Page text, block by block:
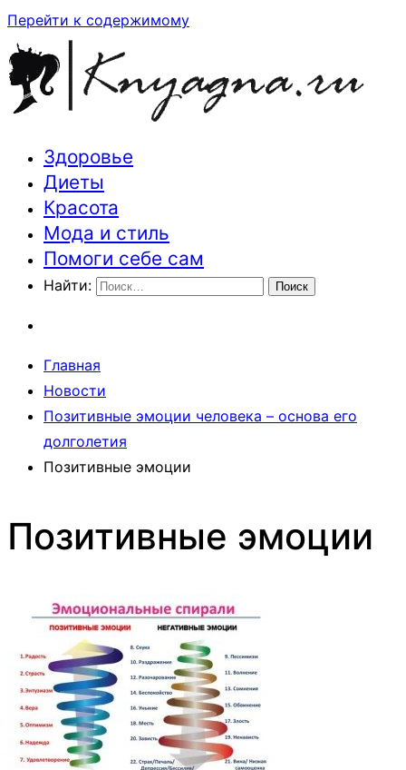
Перейти к содержимому
Траектория здоровья и красоты
Здоровье
Диеты
Красота
Мода и стиль
Помоги себе сам
Найти:
Главная
Новости
Позитивные эмоции человека – основа его
долголетия
Позитивные эмоции
Позитивные эмоции